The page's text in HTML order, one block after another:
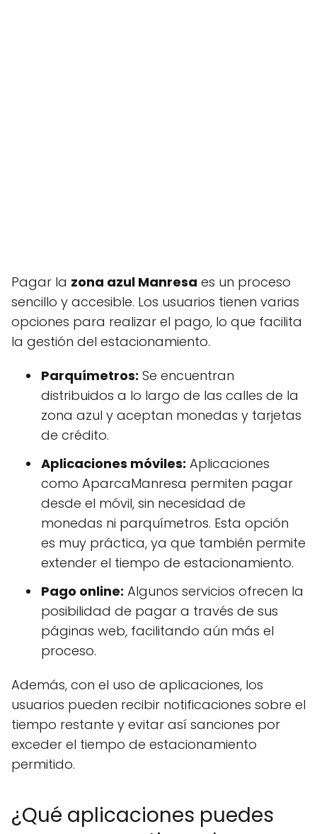
Pagar la zona azul Manresa es un proceso
sencillo y accesible. Los usuarios tienen varias
opciones para realizar el pago, lo que facilita
la gestión del estacionamiento.
Parquímetros: Se encuentran
distribuidos a lo largo de las calles de la
zona azul y aceptan monedas y tarjetas
de crédito.
Aplicaciones móviles: Aplicaciones
como AparcaManresa permiten pagar
desde el móvil, sin necesidad de
monedas ni parquímetros. Esta opción
es muy práctica, ya que también permite
extender el tiempo de estacionamiento.
Pago online: Algunos servicios ofrecen la
posibilidad de pagar a través de sus
páginas web, facilitando aún más el
proceso.
Además, con el uso de aplicaciones, los
usuarios pueden recibir notificaciones sobre el
tiempo restante y evitar así sanciones por
exceder el tiempo de estacionamiento
permitido.
¿Qué aplicaciones puedes